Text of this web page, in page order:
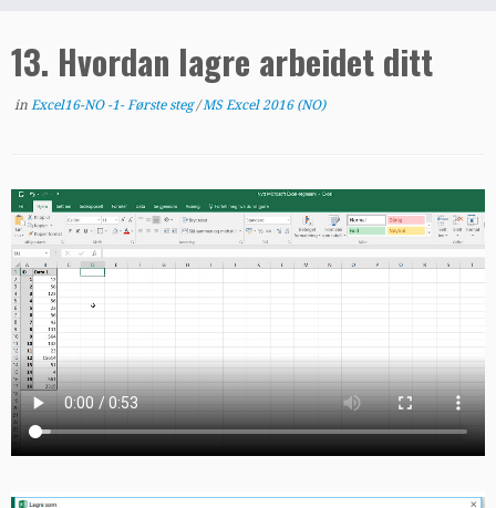
13. Hvordan lagre arbeidet ditt
in Excel16-NO -1- Første steg/MS Excel 2016 (NO)